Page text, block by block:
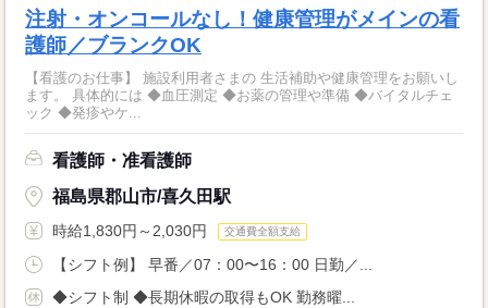
注射・オンコールなし！健康管理がメインの看
護師／ブランクOK
【看護のお仕事】 施設利用者さまの 生活補助や健康管理をお願いし
ます。 具体的には ◆血圧測定 ◆お薬の管理や準備 ◆バイタルチェ
ック ◆発疹やケ...
看護師・准看護師
福島県郡山市/喜久田駅
時給1,830円～2,030円 交通費全額支給
【シフト例】 早番／07：00〜16：00 日勤／...
◆シフト制 ◆長期休暇の取得もOK 勤務曜...